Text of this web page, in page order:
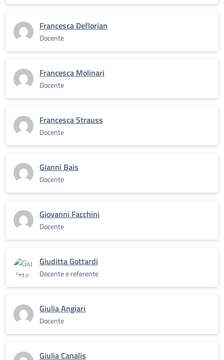
Francesca Deflorian
Docente
Francesca Molinari
Docente
Francesca Strauss
Docente
Gianni Bais
Docente
Giovanni Facchini
Docente
Giuditta Gottardi
Docente e referente
Giulia Angiari
Docente
Giulia Canalis